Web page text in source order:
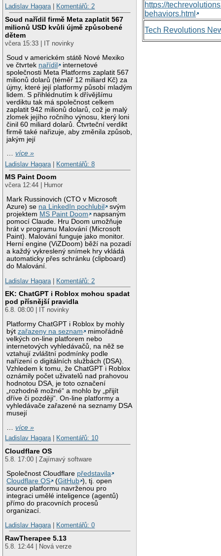
Ladislav Hagara| Komentářů: 2
Soud nařídil firmě Meta zaplatit 567
milionů USD kvůli újmě způsobené
dětem
včera 15:33 | IT novinky
Soud v americkém státě Nové Mexiko
ve čtvrtek nařídil
internetové
společnosti Meta Platforms zaplatit 567
milionů dolarů (téměř 12 miliard Kč) za
újmy, které její platformy působí mladým
lidem. S přihlédnutím k dřívějšímu
verdiktu tak má společnost celkem
zaplatit 942 milionů dolarů, což je malý
zlomek jejího ročního výnosu, který loni
činil 60 miliard dolarů. Čtvrteční verdikt
firmě také nařizuje, aby změnila způsob,
jakým její
…více »
Ladislav Hagara
Komentářů: 8
MS Paint Doom
včera 12:44 | Humor
Mark Russinovich (CTO v Microsoft
Azure) se na LinkedIn pochlubil
svým
projektem MS Paint Doom
napsaným
pomocí Claude. Hru Doom umožňuje
hrát v programu Malování (Microsoft
Paint). Malování funguje jako monitor.
Herní engine (ViZDoom) běží na pozadí
a každý vykreslený snímek hry vkládá
automaticky přes schránku (clipboard)
do Malování.
Ladislav Hagara
Komentářů: 2
EK: ChatGPT i Roblox mohou spadat
pod přísnější pravidla
6.8. 08:00 | IT novinky
Platformy ChatGPT i Roblox by mohly
býtzařazeny na seznam
mimořádně
velkých on-line platforem nebo
internetových vyhledávačů, na něž se
vztahují zvláštní podmínky podle
nařízení o digitálních službách (DSA).
Vzhledem k tomu, že ChatGPT i Roblox
oznámily počet uživatelů nad prahovou
hodnotou DSA, je toto označení
„rozhodně možné“ a mohlo by „přijít
dříve či později“. On-line platformy a
vyhledávače zařazené na seznamy DSA
musejí
…více »
Ladislav Hagara| Komentářů: 10
Cloudflare OS
5.8. 17:00 | Zajímavý software
Společnost Cloudflare představila
Cloudflare OS
(GitHub ), tj. open
source platformu navrženou pro
integraci umělé inteligence (agentů)
přímo do pracovních procesů
organizací.
Ladislav Hagara| Komentářů: 0
RawTherapee 5.13
5.8. 12:44 | Nová verze
https://
behaviors.html
Tech Revolutions